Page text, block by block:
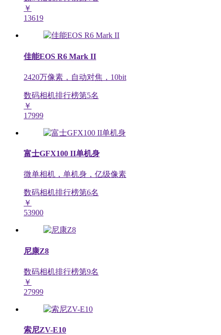
￥
13619
佳能EOS R6 Mark II
2420万像素，自动对焦，10bit
数码相机排行榜第5名
￥
17999
富士GFX100 II单机身
微单相机，单机身，亿级像素
数码相机排行榜第6名
￥
53900
尼康Z8
数码相机排行榜第9名
￥
27999
索尼ZV-E10